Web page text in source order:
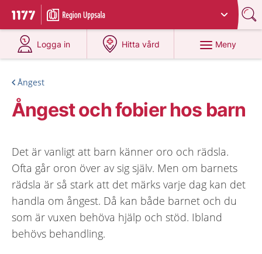
Till startsidan för 1177
Du har valt region
Logga in
på 1177.se
Hitta vård
på 1177.se
Meny
Ångest
Ångest och fobier hos barn
Det är vanligt att barn känner oro och rädsla.
Ofta går oron över av sig själv. Men om barnets
rädsla är så stark att det märks varje dag kan det
handla om ångest. Då kan både barnet och du
som är vuxen behöva hjälp och stöd. Ibland
behövs behandling.